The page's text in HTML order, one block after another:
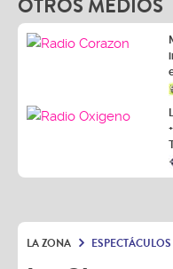
OTROS MEDIOS
LA ZONA ESPECTÁCULOS